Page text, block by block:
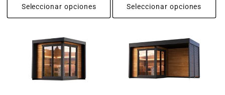
Seleccionar opciones Seleccionar opciones